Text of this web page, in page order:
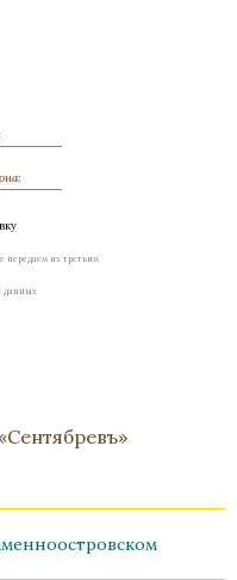
передаем их третьим
данных